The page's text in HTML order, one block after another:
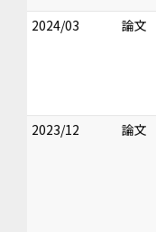
2024/03
論文
2023/12
論文